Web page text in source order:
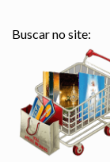
Buscar no site: